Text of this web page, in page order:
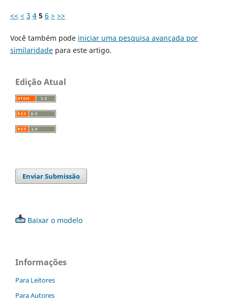
<< < 3 4 5 6 > >>
Você também pode iniciar uma pesquisa avançada por
similaridadepara este artigo.
Edição Atual
Enviar Submissão
Baixar o modelo
Informações
Para Leitores
Para Autores